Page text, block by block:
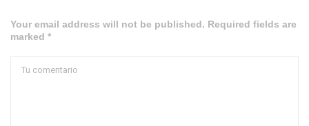
Your email address will not be published. Required fields are
marked *